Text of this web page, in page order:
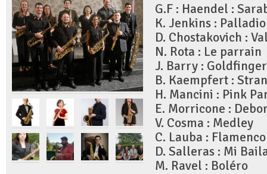
G.F : Haendel :
K. Jenkins : Palladio
D. Chostakovich :
N. Rota : Le parrain
J. Barry : Goldfinger
B. Kaempfert :
H. Mancini : Pink
E. Morricone :
V. Cosma : Medley
C. Lauba : Flamenco
D. Salleras : Mi
M. Ravel : Boléro